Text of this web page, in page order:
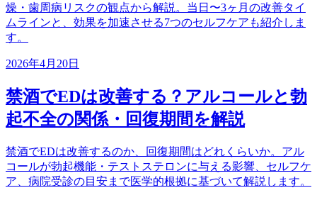
燥・歯周病リスクの観点から解説。当日〜3ヶ月の改善タイ
ムラインと、効果を加速させる7つのセルフケアも紹介しま
す。
2026年4月20日
禁酒でEDは改善する？アルコールと勃
起不全の関係・回復期間を解説
禁酒でEDは改善するのか、回復期間はどれくらいか。アル
コールが勃起機能・テストステロンに与える影響、セルフケ
ア、病院受診の目安まで医学的根拠に基づいて解説します。